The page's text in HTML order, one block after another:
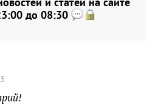
до 08:30